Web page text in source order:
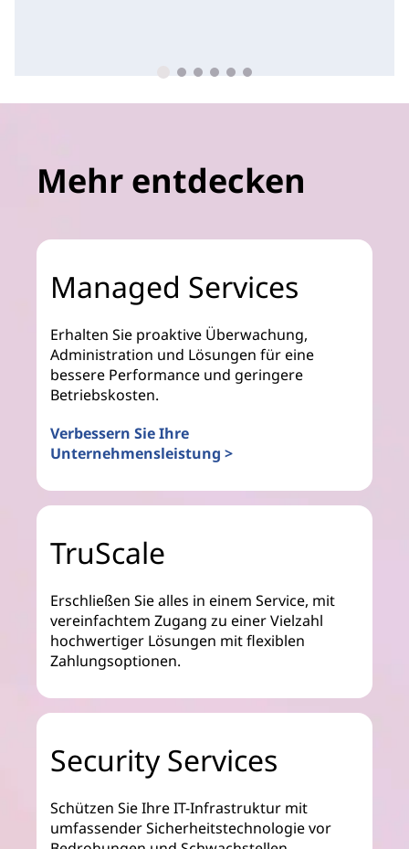
Mehr entdecken
Managed Services
Erhalten Sie proaktive Überwachung,
Administration und Lösungen für eine
bessere Performance und geringere
Betriebskosten.
Verbessern Sie Ihre
Unternehmensleistung >
TruScale
Erschließen Sie alles in einem Service, mit
vereinfachtem Zugang zu einer Vielzahl
hochwertiger Lösungen mit flexiblen
Zahlungsoptionen.
Security Services
Schützen Sie Ihre IT-Infrastruktur mit
umfassender Sicherheitstechnologie vor